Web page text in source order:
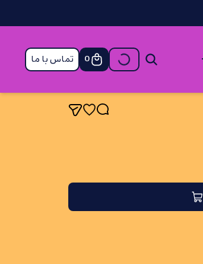
0 تماس با ما